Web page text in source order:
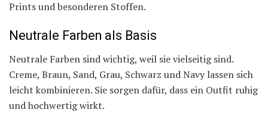
Prints und besonderen Stoffen.
Neutrale Farben als Basis
Neutrale Farben sind wichtig, weil sie vielseitig sind.
Creme, Braun, Sand, Grau, Schwarz und Navy lassen sich
leicht kombinieren. Sie sorgen dafür, dass ein Outfit ruhig
und hochwertig wirkt.